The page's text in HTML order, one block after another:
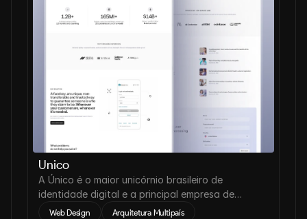
Unico
A Único é o maior unicórnio brasileiro de
identidade digital e a principal empresa de
verificação de identidade da América Latina.
Web Design Arquitetura Multipaís